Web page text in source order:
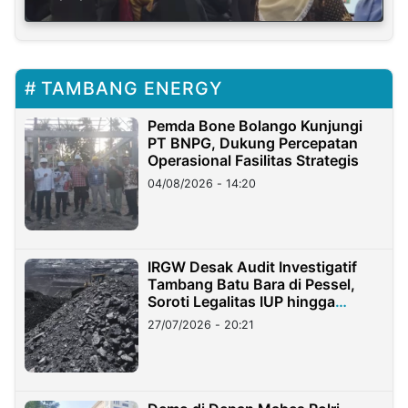
TAMBANG ENERGY
Pemda Bone Bolango Kunjungi
PT BNPG, Dukung Percepatan
Operasional Fasilitas Strategis
04/08/2026 - 14:20
IRGW Desak Audit Investigatif
Tambang Batu Bara di Pessel,
Soroti Legalitas IUP hingga
Stockpile
27/07/2026 - 20:21